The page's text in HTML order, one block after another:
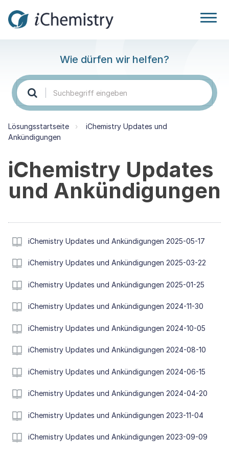
Wie dürfen wir helfen?
Lösungsstartseite
iChemistry Updates und
Ankündigungen
iChemistry Updates
und Ankündigungen
iChemistry Updates und Ankündigungen 2025-05-17
iChemistry Updates und Ankündigungen 2025-03-22
iChemistry Updates und Ankündigungen 2025-01-25
iChemistry Updates und Ankündigungen 2024-11-30
iChemistry Updates und Ankündigungen 2024-10-05
iChemistry Updates und Ankündigungen 2024-08-10
iChemistry Updates und Ankündigungen 2024-06-15
iChemistry Updates und Ankündigungen 2024-04-20
iChemistry Updates und Ankündigungen 2023-11-04
iChemistry Updates und Ankündigungen 2023-09-09